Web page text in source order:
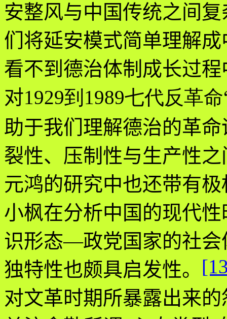
安整风与中国传统之间
们将延安模式简单理解
看不到德治体制成长过
对1929到1989七代反革命
助于我们理解德治的革
裂性、压制性与生产性
元鸿的研究中也还带有
小枫在分析中国的现代
识形态—政党国家的社会
独特性也颇具启发性。
对文革时期所暴露出来